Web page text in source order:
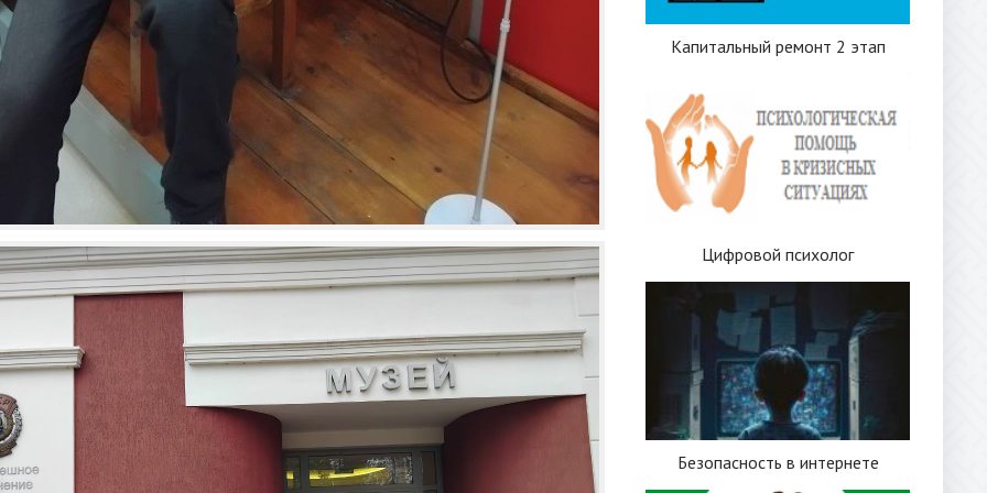
Капитальный ремонт 2 этап
Цифровой психолог
Безопасность в интернете